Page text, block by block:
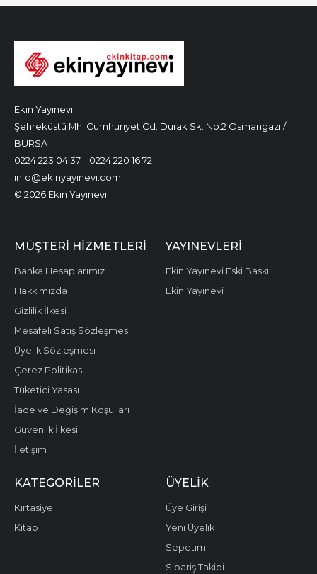
Ekin Yayınevi
Şehreküstü Mh. Cumhuriyet Cd. Durak Sk. No:2 Osmangazi /
BURSA
0224 223 04 37
0224 220 16 72
info@ekinyayinevi.com
© 2026 Ekin Yayınevi
MÜŞTERI HIZMETLERI
Banka Hesaplarımız
Hakkımızda
Gizlilik İlkesi
Mesafeli Satış Sözleşmesi
Üyelik Sözleşmesi
Çerez Politikası
Tüketici Yasası
İade ve Değişim Koşulları
Güvenlik İlkesi
İletişim
YAYINEVLERI
Ekin Yayınevi Eski Baskı
Ekin Yayınevi
KATEGORILER
Kırtasiye
Kitap
ÜYELIK
Üye Girişi
Yeni Üyelik
Sepetim
Sipariş Takibi